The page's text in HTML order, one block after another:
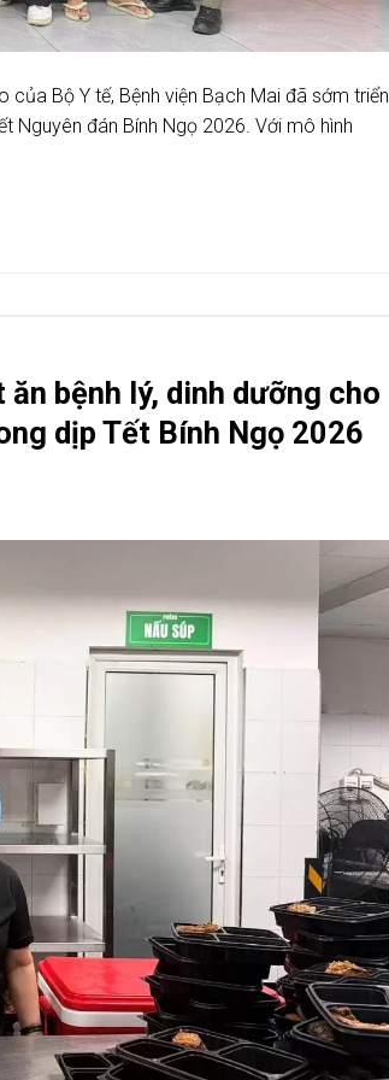
Bộ Y tế, Bệnh viện Bạch Mai đã sớm triển
Nguyên đán Bính Ngọ 2026. Với mô hình
bệnh lý, dinh dưỡng cho
dịp Tết Bính Ngọ 2026